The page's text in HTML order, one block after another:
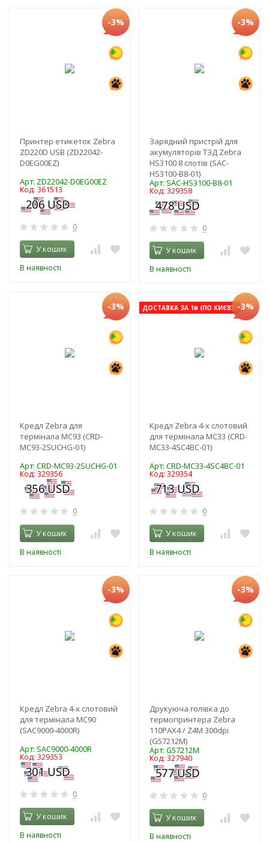
-3%
Принтер етикеток Zebra
ZD220D USB (ZD22042-
D0EG00EZ)
Арт: ZD22042-D0EG00EZ
Код: 361513
0
У кошик
В наявності
-3%
Зарядний пристрій для
акумуляторів ТЗД Zebra
HS3100 8 слотів (SAC-
HS3100-B8-01)
Арт: SAC-HS3100-B8-01
Код: 329358
0
У кошик
В наявності
-3%
Кредл Zebra для
термінала МС93 (CRD-
MC93-2SUCHG-01)
Арт: CRD-MC93-2SUCHG-01
Код: 329356
0
У кошик
В наявності
ДОСТАВКА ЗА 1₴ (ПО КИЄВУ)-3%
Кредл Zebra 4-х слотовий
для термінала МС33 (CRD-
MC33-4SC4BC-01)
Арт: CRD-MC33-4SC4BC-01
Код: 329354
0
У кошик
В наявності
-3%
Кредл Zebra 4-х слотовий
для термінала MC90
(SAC9000-4000R)
Арт: SAC9000-4000R
Код: 329353
0
У кошик
В наявності
-3%
Друкуюча голівка до
термопринтера Zebra
110PAX4 / Z4M 300dpi
(G57212M)
Арт: G57212M
Код: 327940
0
У кошик
В наявності